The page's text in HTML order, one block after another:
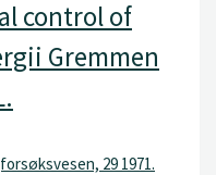
control of
Gremmen
29 1971.